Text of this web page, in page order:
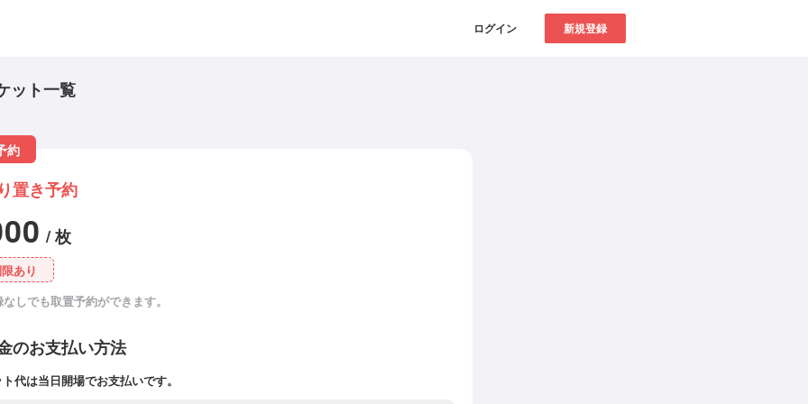
ログイン 新規登録
ット一覧
約
置き予約
/ 枚
あり
しでも取置予約ができます。
のお支払い方法
代は当日開場でお支払いです。